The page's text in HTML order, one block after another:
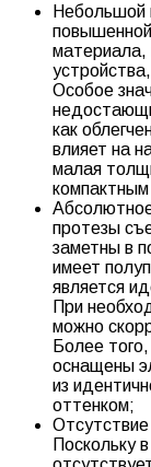
Небольшой
повышенной
материала,
Особое
как
влияет на
малая
протезы
заметны в
имеет
является
При
можно
Более
оснащены
из
оттенком;
Отсутствие
Поскольку